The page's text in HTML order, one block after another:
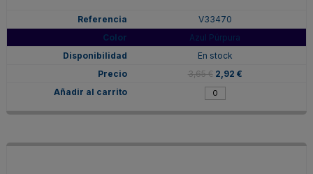
V33470
Azul Púrpura
En stock
3,65 € 2,92 €